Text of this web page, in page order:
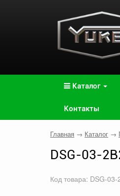
Каталог
Контакты
Главная → Каталог →
DSG-03-
Код товара: DSG-